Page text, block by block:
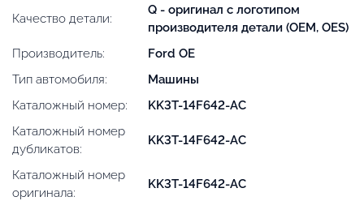
Качество детали:
Q - оригинал с логотипом
производителя детали (OEM, OES)
Производитель:
Ford OE
Тип автомобиля:
Машины
Каталожный номер:
KK3T-14F642-AC
Каталожный номер
дубликатов:
KK3T-14F642-AC
Каталожный номер
оригинала:
KK3T-14F642-AC